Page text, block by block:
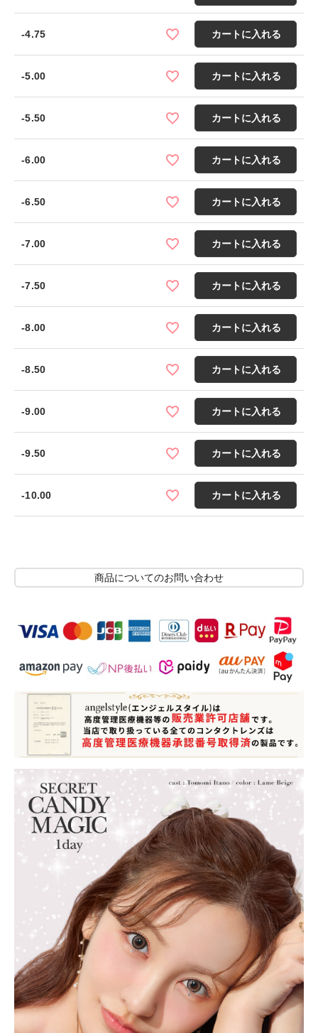
-4.75 カートに入れる
-5.00 カートに入れる
-5.50 カートに入れる
-6.00 カートに入れる
-6.50 カートに入れる
-7.00 カートに入れる
-7.50 カートに入れる
-8.00 カートに入れる
-8.50 カートに入れる
-9.00 カートに入れる
-9.50 カートに入れる
-10.00 カートに入れる
商品についてのお問い合わせ